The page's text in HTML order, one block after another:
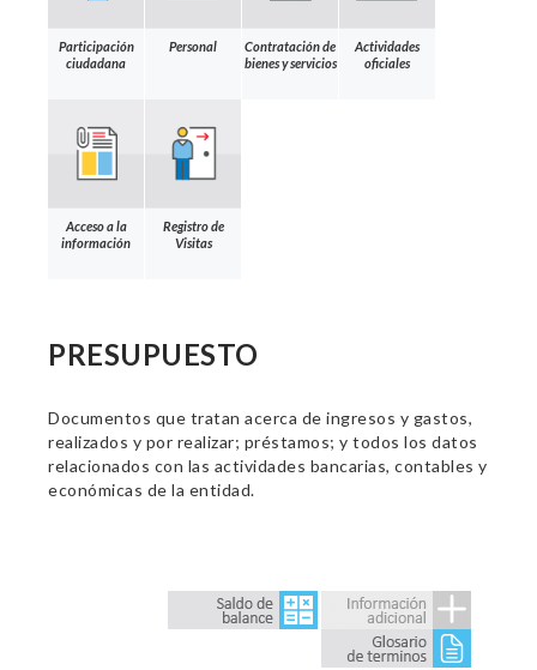
Participación
ciudadana
Personal
Contratación de
bienes y servicios
Actividades
oficiales
Acceso a la
información
Registro de
Visitas
PRESUPUESTO
Documentos que tratan acerca de ingresos y gastos,
realizados y por realizar; préstamos; y todos los datos
relacionados con las actividades bancarias, contables y
económicas de la entidad.